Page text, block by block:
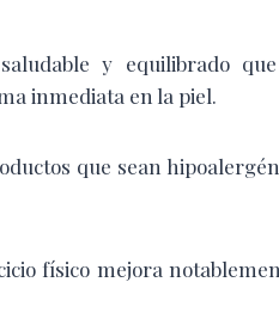
y equilibrado
inmediata en la piel.
que sean
físico mejora